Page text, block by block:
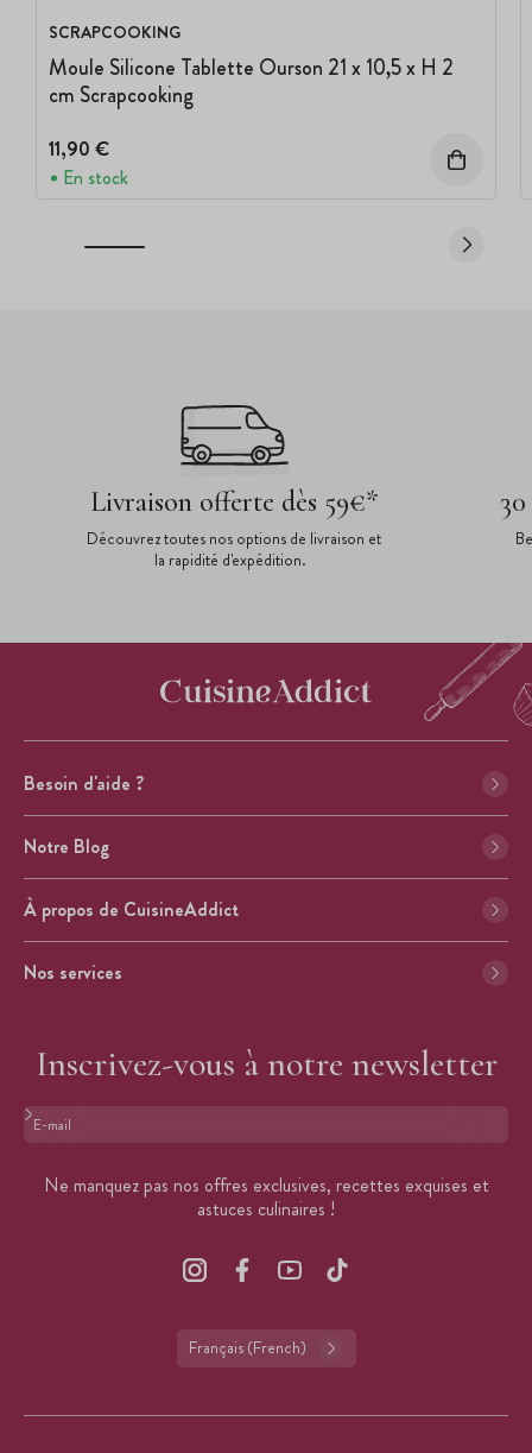
SCRAPCOOKING
Moule Silicone Tablette Ourson 21 x 10,5 x H 2
cm Scrapcooking
11,90 €
En stock
Livraison offerte dès 59€*
Découvrez toutes nos options de livraison et
la rapidité d'expédition.
Besoin d'aide ?
Notre Blog
À propos de CuisineAddict
Nos services
Inscrivez-vous à notre newsletter
Format : adresse@email.com
Ne manquez pas nos offres exclusives, recettes exquises et
astuces culinaires !
Français (French)